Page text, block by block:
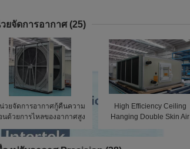
ยจัดการอากาศ (25)
วยจัดการอากาศกู้คืนความ
นด้วยการไหลของอากาศสูง
High Efficiency Ceiling
Hanging Double Skin Air